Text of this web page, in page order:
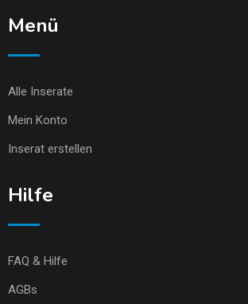
Menü
Alle Inserate
Mein Konto
Inserat erstellen
Hilfe
FAQ & Hilfe
AGBs